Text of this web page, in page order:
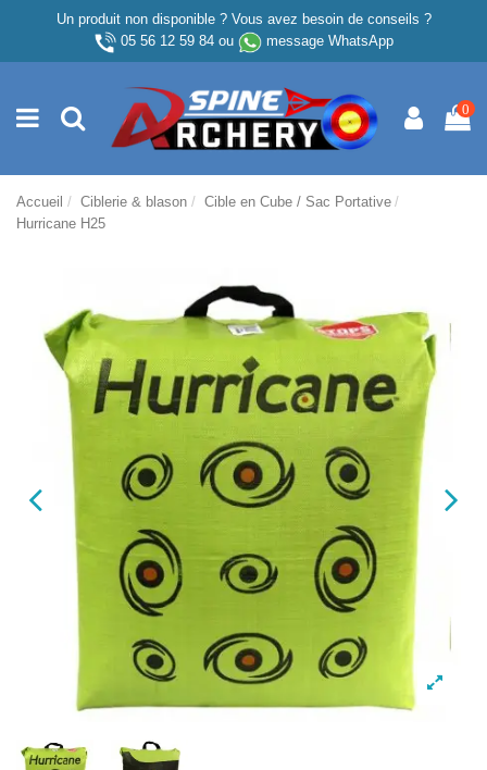
Un produit non disponible ? Vous avez besoin de conseils ?
05 56 12 59 84ou message WhatsApp
0
Accueil Ciblerie & blason
Cible en Cube / Sac Portative
Hurricane H25